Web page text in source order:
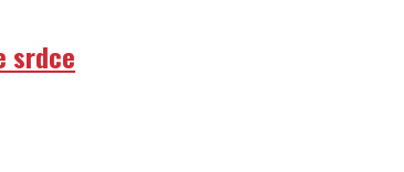
srdce